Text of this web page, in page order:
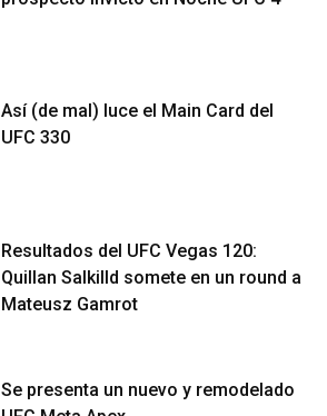
Así (de mal) luce el Main Card del
UFC 330
Resultados del UFC Vegas 120:
Quillan Salkilld somete en un round a
Mateusz Gamrot
Se presenta un nuevo y remodelado